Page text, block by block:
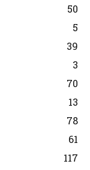
50
5
39
3
70
13
78
61
117